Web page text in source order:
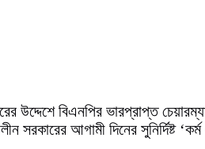
উদ্দেশে বিএনপির ভারপ্রাপ্ত
সরকারের আগামী দিনের সুনির্দিষ্ট